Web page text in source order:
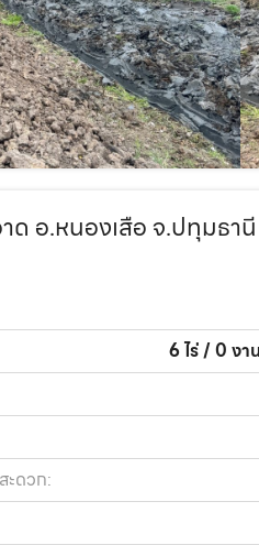
ด อ.หนองเสือ จ.ปทุมธานี
6 ไร่ / 0 งา
ะดวก: